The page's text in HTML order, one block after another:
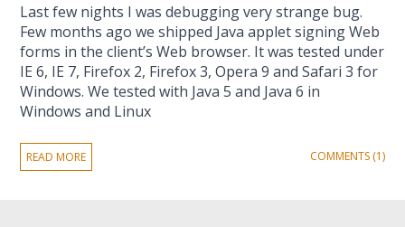
Last few nights I was debugging very strange bug.
Few months ago we shipped Java applet signing Web
forms in the client’s Web browser. It was tested under
IE 6, IE 7, Firefox 2, Firefox 3, Opera 9 and Safari 3 for
Windows. We tested with Java 5 and Java 6 in
Windows and Linux
READ MORE COMMENTS (1)